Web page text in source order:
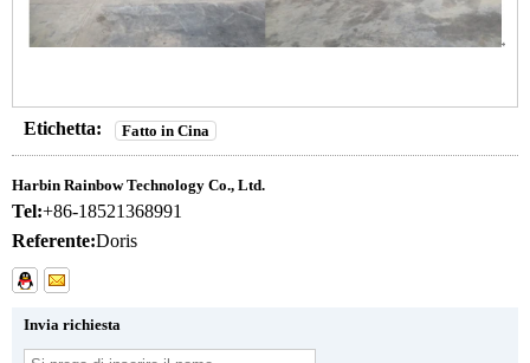
Etichetta: Fatto in Cina
Harbin Rainbow Technology Co., Ltd.
Tel:+86-18521368991
Referente:Doris
Invia richiesta